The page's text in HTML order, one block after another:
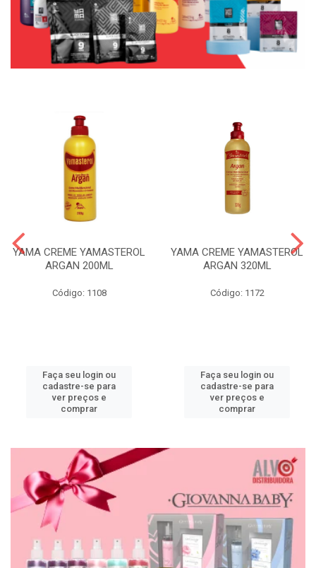
YAMA CREME YAMASTEROL
ARGAN 200ML
Código: 1108
Faça seu login ou
cadastre-se para
ver preços e
comprar
YAMA CREME YAMASTEROL
ARGAN 320ML
Código: 1172
Faça seu login ou
cadastre-se para
ver preços e
comprar